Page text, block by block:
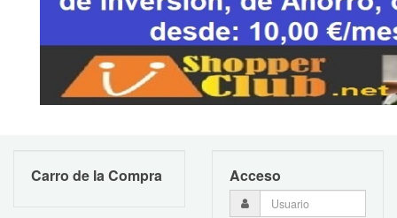
Carro de la Compra Acceso